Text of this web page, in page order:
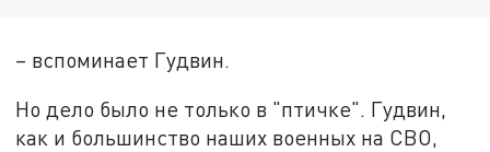
– вспоминает Гудвин.
Но дело было не только в "птичке". Гудвин,
как и большинство наших военных на СВО,